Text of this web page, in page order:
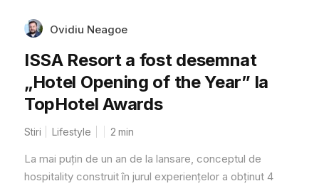
Ovidiu Neagoe
ISSA Resort a fost desemnat
„Hotel Opening of the Year” la
TopHotel Awards
Stiri Lifestyle 2 min
La mai puțin de un an de la lansare, conceptul de
hospitality construit în jurul experiențelor a obținut 4